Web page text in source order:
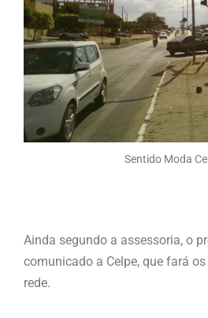
Sentido Moda
Ainda segundo a assessoria, o
comunicado a Celpe, que fará
rede.